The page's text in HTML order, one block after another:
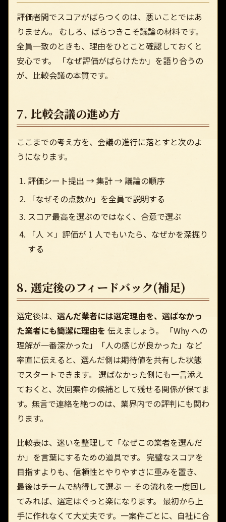
評価者間でスコアがばらつくのは、悪いことではあ
りません。 むしろ、ばらつきこそ議論の材料です。
全員一致のときも、理由をひとこと確認しておくと
安心です。 「なぜ評価がばらけたか」を語り合うの
が、比較会議の本質です。
7. 比較会議の進め方
ここまでの考え方を、会議の進行に落とすと次のよ
うになります。
評価シート提出 → 集計 → 議論の順序
「なぜその点数か」を全員で説明する
スコア最高を選ぶのではなく、合意で選ぶ
「人 ×」評価が 1 人でもいたら、なぜかを深掘り
する
8. 選定後のフィードバック(補足)
選定後は、 選んだ業者には選定理由を、選ばなかっ
た業者にも簡潔に理由を 伝えましょう。 「Why への
理解が一番深かった」「人の感じが良かった」など
率直に伝えると、選んだ側は期待値を共有した状態
でスタートできます。 選ばなかった側にも一言添え
ておくと、次回案件の候補として残せる関係が保てま
す。無言で連絡を絶つのは、業界内での評判にも関わ
ります。
比較表は、迷いを整理して「なぜこの業者を選んだ
か」を言葉にするための道具です。 完璧なスコアを
目指すよりも、信頼性とやりやすさに重みを置き、
最後はチームで納得して選ぶ — その流れを一度回し
てみれば、選定はぐっと楽になります。 最初から上
手に作れなくて大丈夫です。一案件ごとに、自社に合